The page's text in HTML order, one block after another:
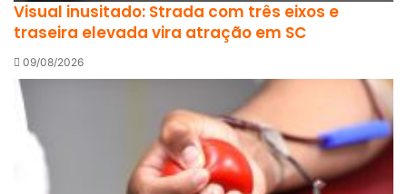
Visual inusitado: Strada com três eixos e
traseira elevada vira atração em SC
09/08/2026